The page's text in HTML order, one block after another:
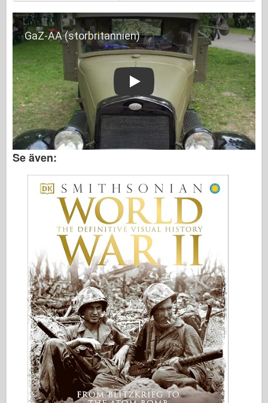
Play
Se även: